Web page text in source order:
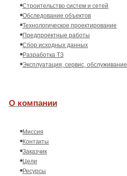
Строительство систем и сетей
Обследование объектов
Технологическое проектирование
Предпроектные работы
Сбор исходных данных
Разработка ТЗ
Эксплуатация, сервис, обслуживание
О компании
Миссия
Контакты
Заказчик
Цели
Ресурсы